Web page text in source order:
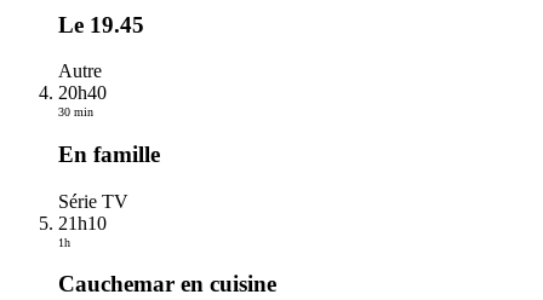
Le 19.45
Autre
20h40
30 min
En famille
Série TV
21h10
1h
Cauchemar en cuisine